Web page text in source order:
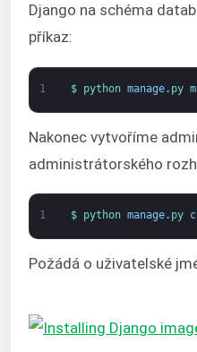
Django na schéma
příkaz:
1 $ python manage. py
Nakonec vytvoříme
administrátorského
1 $ python manage. py
Požádá o uživatelské